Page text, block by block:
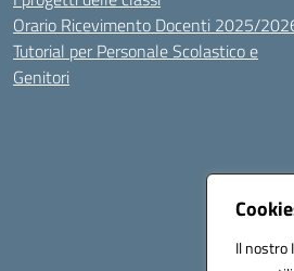
Il nostro
Orario Ricevimento Docenti 2025/
Tutorial per Personale Scolastico e
Genitori